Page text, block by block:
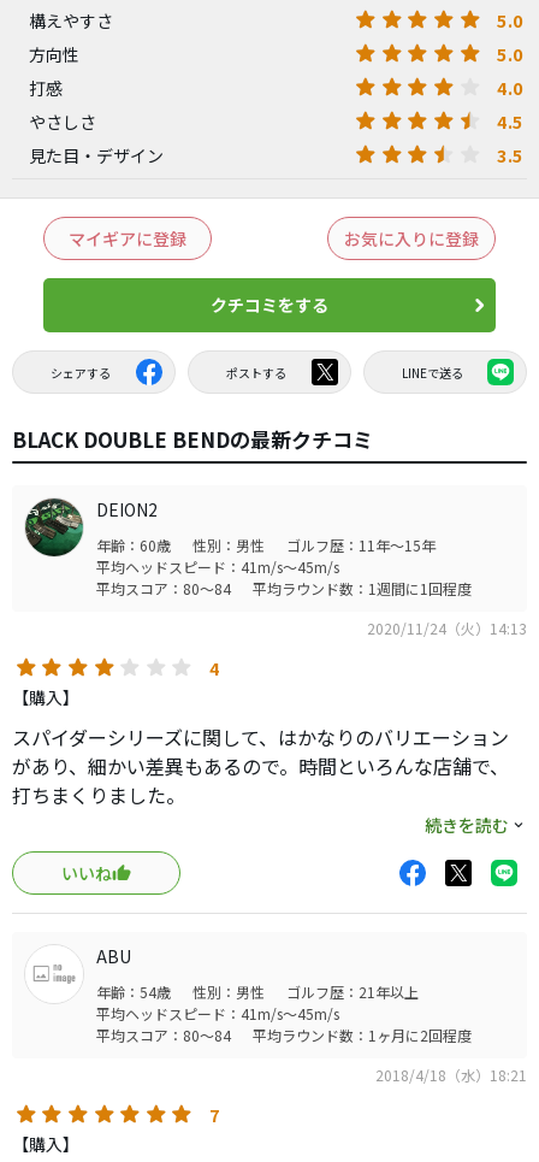
構えやすさ
5.0
方向性 5.0
打感 4.0
やさしさ 4.5
見た目・デザイン 3.5
マイギアに登録 お気に入りに登録
クチコミをする
シェアする ポストする LINEで送る
BLACK DOUBLE BENDの最新クチコミ
DEION2
年齢：60歳 性別：男性
ゴルフ歴：11年～15年
平均ヘッドスピード：41m/s～45m/s
平均スコア：80～84
平均ラウンド数：1週間に1回程度
2020/11/24（火）14:13
4
【購入】
スパイダーシリーズに関して、はかなりのバリエーション
があり、細かい差異もあるので。時間といろんな店舗で、
打ちまくりました。
ここで口コミ見て、ネットでどのブロが何を使っている
か？確認していたので、色々参考になりました。
自分なりの好みや試打結果からこのダブルベントが1番とな
りました。
わからないものですね。自分はフェイスバランス苦手で、
いつも一番に避けるのですが、イントゥインの打ち方で、
ショートスラントよりは全然真っ直ぐ転がせる。違和感全
打感はプラスティッキーです。溝の効果で柔らかい反面、
ロングはちょい苦手、。ショートはどう打っても入ります。
続きを読む
いいね
ABU
年齢：54歳 性別：男性
ゴルフ歴：21年以上
平均ヘッドスピード：41m/s～45m/s
平均スコア：80～84
平均ラウンド数：1ヶ月に2回程度
2018/4/18（水）18:21
7
【購入】